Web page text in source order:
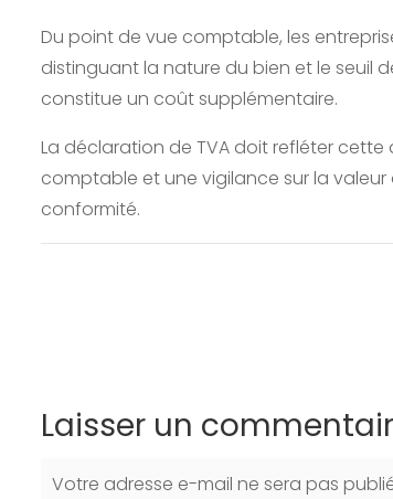
Du point de vue comptable, les
distinguant la nature du bien et le seuil
constitue un coût supplémentaire.
La déclaration de TVA doit refléter
comptable et une vigilance sur la
conformité.
Laisser un
Votre adresse e-mail ne sera pas